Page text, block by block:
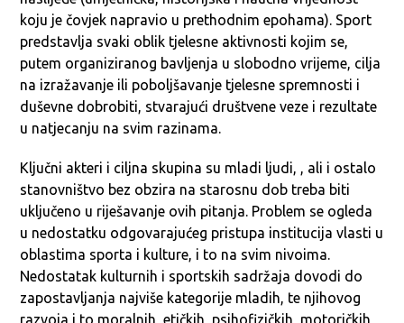
koju je čovjek napravio u prethodnim epohama). Sport
predstavlja svaki oblik tjelesne aktivnosti kojim se,
putem organiziranog bavljenja u slobodno vrijeme, cilja
na izražavanje ili poboljšavanje tjelesne spremnosti i
duševne dobrobiti, stvarajući društvene veze i rezultate
u natjecanju na svim razinama.
Ključni akteri i ciljna skupina su mladi ljudi, , ali i ostalo
stanovništvo bez obzira na starosnu dob treba biti
uključeno u riješavanje ovih pitanja. Problem se ogleda
u nedostatku odgovarajućeg pristupa institucija vlasti u
oblastima sporta i kulture, i to na svim nivoima.
Nedostatak kulturnih i sportskih sadržaja dovodi do
zapostavljanja najviše kategorije mladih, te njihovog
razvoja i to moralnih, etičkih, psihofizičkih, motoričkih,